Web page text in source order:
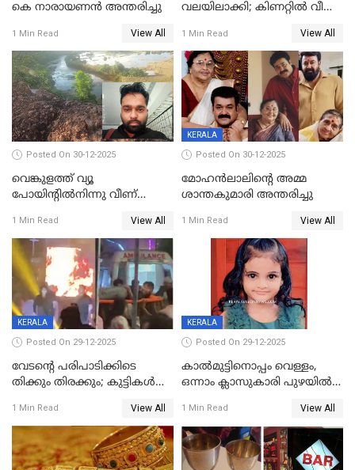
കെ നാരായണന്‍ അന്തരിച്ചു
1 Min Read View All
വലയിലാക്കി; കിണറ്റിൽ വീണ
1 Min Read View All
Posted On 30-12-2025
വെങ്കുളത്ത് വ്യൂ
പോയിന്റിൽനിന്നു വീണ്
1 Min Read View All
KERALA
Posted On 30-12-2025
മോഹന്‍ലാലിന്‍റെ അമ്മ
ശാന്തകുമാരി അന്തരിച്ചു
1 Min Read View All
KERALA
Posted On 29-12-2025
വേടന്റെ പരിപാടിക്കിടെ
തിക്കും തിരക്കും; കുട്ടികള്‍
പരിക്ക്; പാളം മറികടന്ന
യുവാവ് ട്രെയിന്‍ തട്ടി മരിച്ചു
1 Min Read View All
KERALA
Posted On 29-12-2025
കാൽമുട്ടിനൊപ്പം വെള്ളം,
ഒന്നാം ക്ലാസുകാരി പുഴയിൽ
കുട്ടികൾക്കൊപ്പം
കളിക്കുന്നതിനിടെ
1 Min Read View All